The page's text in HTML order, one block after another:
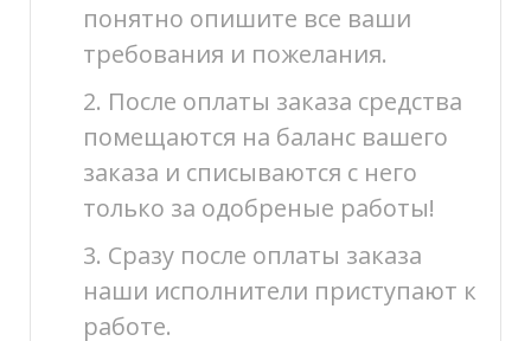
понятно опишите все ваши
требования и пожелания.
2. После оплаты заказа средства
помещаются на баланс вашего
заказа и списываются с него
только за одобреные работы!
3. Сразу после оплаты заказа
наши исполнители приступают к
работе.